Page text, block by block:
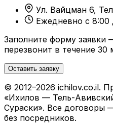
Ул. Вайцман 6,
Ежедневно с 8:00
Заполните форму заявки
перезвонит в течение 30
Оставить заявку
© 2012–2026 ichilov.co.il.
«Ихилов — Тель-
Сураски». Все договоры
без посредников.